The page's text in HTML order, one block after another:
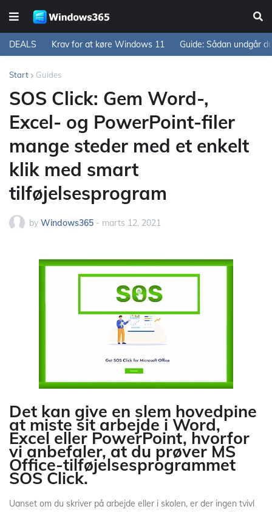
DEALS Krav for at køre Windows 11 Guide: Sådan undgår
Start Guides
SOS Click: Gem Word-,
Excel- og PowerPoint-filer
mange steder med et enkelt
klik med smart
tilføjelsesprogram
by Windows365 - marts 12, 2021
Det kan give en slem hovedpine
at miste sit arbejde i Word,
Excel eller PowerPoint, hvorfor
vi anbefaler, at du prøver MS
Office-tilføjelsesprogrammet
SOS Click.
Uanset om du skriver på arbejde eller i skolen, er der ingen tvivl